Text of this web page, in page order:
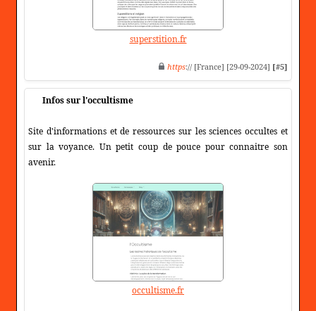
superstition.fr
https:// [France] [29-09-2024] [#5]
Infos sur l'occultisme
Site d'informations et de ressources sur les sciences occultes et
sur la voyance. Un petit coup de pouce pour connaitre son
avenir.
occultisme.fr